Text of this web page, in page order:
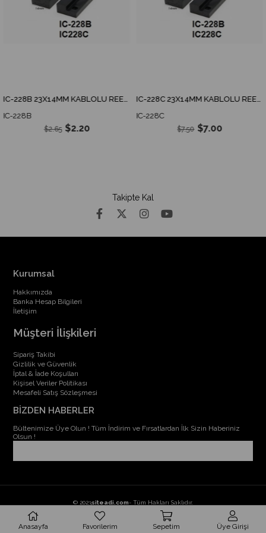
IC-228B 23X14MM KABLOLU REED SENSÖR NORMALDE AÇIK KONTAK
IC-228B
$2.20
$2.65
IC-228C 23X14MM KABLOLU REED SENSÖR NORMALDE KAPALI KONTAK
IC-228C
$7.00
$7.50
Takipte Kal
Kurumsal
Hakkımızda
Banka Hesap Bilgileri
İletişim
Müşteri İlişkileri
Sipariş Takibi
Gizlilik ve Güvenlik
İptal & İade Koşulları
Kişisel Veriler Politikası
Mesafeli Satış Sözleşmesi
BİZDEN HABERLER
Bültenimize Üye Olun ! Tüm İndirim ve Fırsatlardan İlk Sizin Haberiniz
Olsun !
© 2023siteadi.com- Tüm Hakları Saklıdır.
Anasayfa Favorilerim Sepetim Üye Girişi